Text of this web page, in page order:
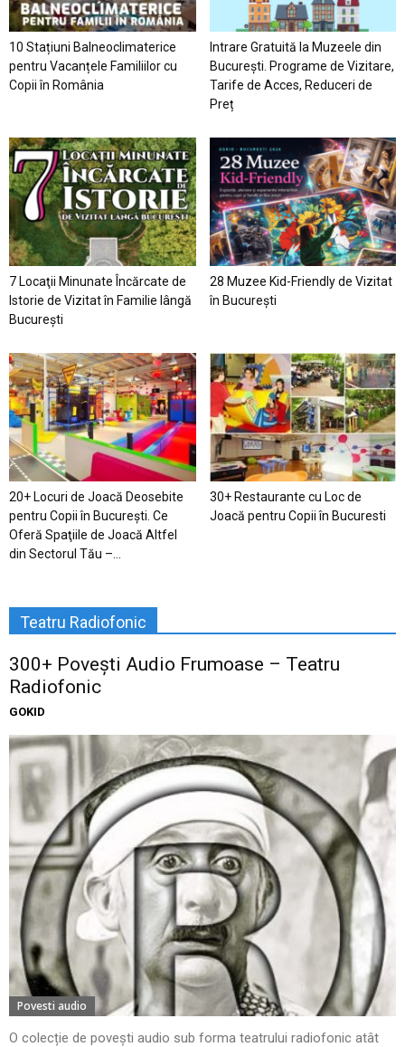
10 Stațiuni Balneoclimaterice
pentru Vacanțele Familiilor cu
Copii în România
Intrare Gratuită la Muzeele din
București. Programe de Vizitare,
Tarife de Acces, Reduceri de
Preț
7 Locaţii Minunate Încărcate de
Istorie de Vizitat în Familie lângă
București
28 Muzee Kid-Friendly de Vizitat
în București
20+ Locuri de Joacă Deosebite
pentru Copii în Bucureşti. Ce
Oferă Spaţiile de Joacă Altfel
din Sectorul Tău –...
30+ Restaurante cu Loc de
Joacă pentru Copii în Bucuresti
Teatru Radiofonic
300+ Povești Audio Frumoase – Teatru
Radiofonic
GOKID
Povesti audio
O colecție de povești audio sub forma teatrului radiofonic atât